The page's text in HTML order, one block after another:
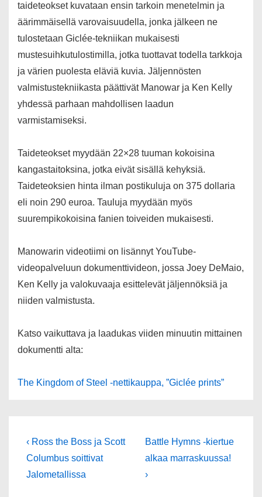
taideteokset kuvataan ensin tarkoin menetelmin ja
äärimmäisellä varovaisuudella, jonka jälkeen ne
tulostetaan Giclée-tekniikan mukaisesti
mustesuihkutulostimilla, jotka tuottavat todella tarkkoja
ja värien puolesta eläviä kuvia. Jäljennösten
valmistustekniikasta päättivät Manowar ja Ken Kelly
yhdessä parhaan mahdollisen laadun
varmistamiseksi.
Taideteokset myydään 22×28 tuuman kokoisina
kangastaitoksina, jotka eivät sisällä kehyksiä.
Taideteoksien hinta ilman postikuluja on 375 dollaria
eli noin 290 euroa. Tauluja myydään myös
suurempikokoisina fanien toiveiden mukaisesti.
Manowarin videotiimi on lisännyt YouTube-
videopalveluun dokumenttivideon, jossa Joey DeMaio,
Ken Kelly ja valokuvaaja esittelevät jäljennöksiä ja
niiden valmistusta.
Katso vaikuttava ja laadukas viiden minuutin mittainen
dokumentti alta:
The Kingdom of Steel -nettikauppa, ”Giclée prints”
Artikkelien
selaus
Edellinen
‹ Ross the Boss ja Scott
Columbus soittivat
Jalometallissa
Seuraava
artikkeli
Battle Hymns -kiertue
alkaa marraskuussa!
›